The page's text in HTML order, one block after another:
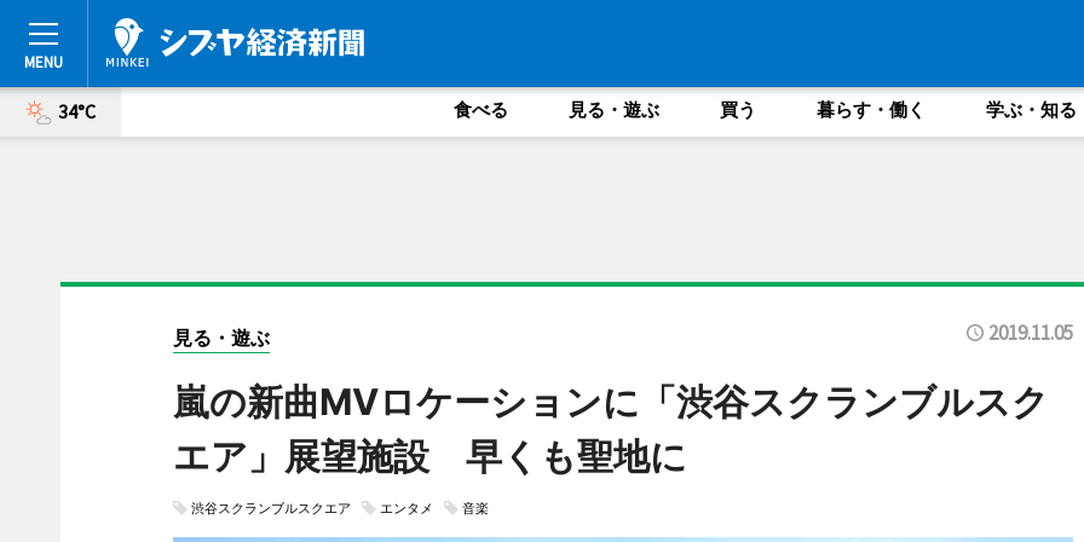
34°C 食べる 見る・遊ぶ 買う 暮らす・働く 学ぶ・知る
見る・遊ぶ 2019.11.05
嵐の新曲MVロケーションに「渋谷スクランブルスク
エア」展望施設 早くも聖地に
渋谷スクランブルスクエア エンタメ 音楽